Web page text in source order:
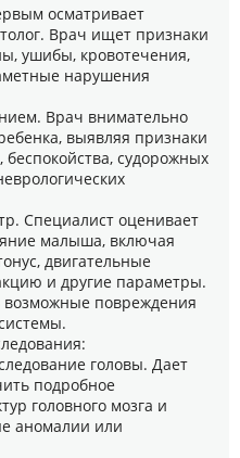
осматривает
Врач ищет признаки
ушибы, кровотечения,
нарушения
Врач внимательно
выявляя признаки
судорожных
Специалист оценивает
малыша, включая
двигательные
и другие параметры.
возможные повреждения
головы. Дает
подробное
головного мозга и
аномалии или